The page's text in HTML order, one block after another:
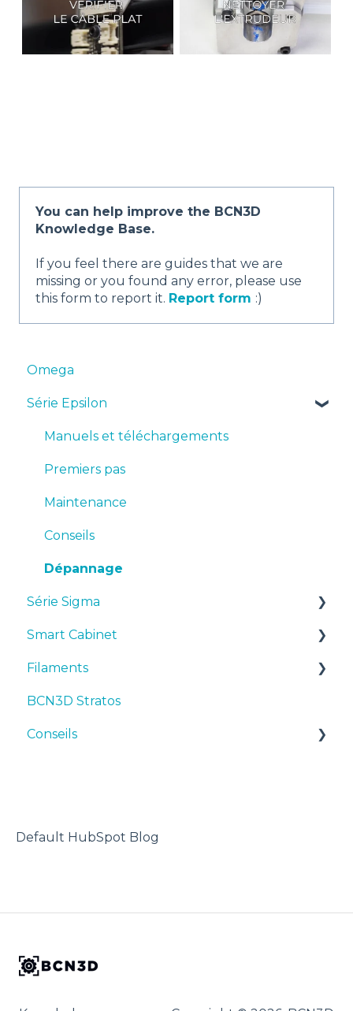
You can help improve the BCN3D
Knowledge Base.
If you feel there are guides that we are
missing or you found any error, please use
this form to report it. Report form :)
Omega
Série Epsilon
Manuels et téléchargements
Premiers pas
Maintenance
Conseils
Dépannage
Série Sigma
Manuels et téléchargements
Premiers pas
Maintenance
Conseils
Smart Cabinet
Manuals & Downloads
First steps
Maintenance
Filaments
Suggestions
TPU
BCN3D Stratos
Conseils
Default HubSpot Blog